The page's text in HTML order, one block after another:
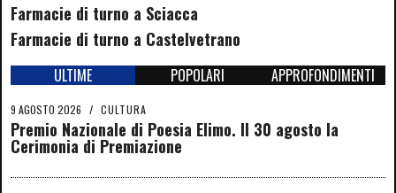
Farmacie di turno a Sciacca
Farmacie di turno a Castelvetrano
ULTIME POPOLARI APPROFONDIMENTI
9 AGOSTO 2026 / CULTURA
Premio Nazionale di Poesia Elimo. Il 30 agosto la
Cerimonia di Premiazione